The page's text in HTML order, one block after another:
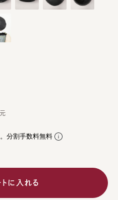
分割手数料無料
トに入れる